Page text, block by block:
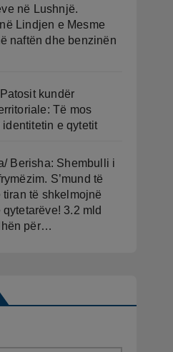
në Lushnjë.
Lindjen e Mesme
naftën dhe benzinën
kundër
Të mos
identitetin e qytetit
Berisha: Shembulli i
S’mund të
tiran të shkelmojnë
qytetarëve! 3.2 mld
për…